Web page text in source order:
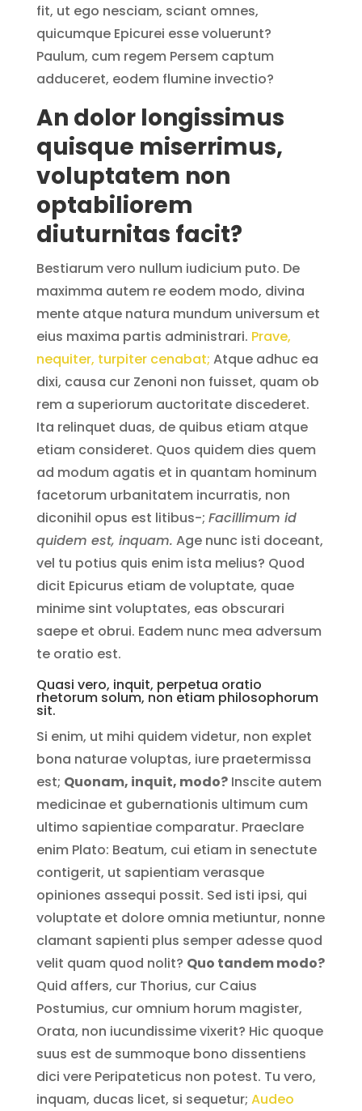
fit, ut ego nesciam, sciant omnes,
quicumque Epicurei esse voluerunt?
Paulum, cum regem Persem captum
adduceret, eodem flumine invectio?
An dolor longissimus
quisque miserrimus,
voluptatem non
optabiliorem
diuturnitas facit?
Bestiarum vero nullum iudicium puto. De
maximma autem re eodem modo, divina
mente atque natura mundum universum et
eius maxima partis administrari. Prave,
nequiter, turpiter cenabat; Atque adhuc ea
dixi, causa cur Zenoni non fuisset, quam ob
rem a superiorum auctoritate discederet.
Ita relinquet duas, de quibus etiam atque
etiam consideret. Quos quidem dies quem
ad modum agatis et in quantam hominum
facetorum urbanitatem incurratis, non
diconihil opus est litibus-; Facillimum id
quidem est, inquam. Age nunc isti doceant,
vel tu potius quis enim ista melius? Quod
dicit Epicurus etiam de voluptate, quae
minime sint voluptates, eas obscurari
saepe et obrui. Eadem nunc mea adversum
te oratio est.
Quasi vero, inquit, perpetua oratio
rhetorum solum, non etiam philosophorum
sit.
Si enim, ut mihi quidem videtur, non explet
bona naturae voluptas, iure praetermissa
est; Quonam, inquit, modo?Inscite autem
medicinae et gubernationis ultimum cum
ultimo sapientiae comparatur. Praeclare
enim Plato: Beatum, cui etiam in senectute
contigerit, ut sapientiam verasque
opiniones assequi possit. Sed isti ipsi, qui
voluptate et dolore omnia metiuntur, nonne
clamant sapienti plus semper adesse quod
velit quam quod nolit? Quo tandem modo?
Quid affers, cur Thorius, cur Caius
Postumius, cur omnium horum magister,
Orata, non iucundissime vixerit? Hic quoque
suus est de summoque bono dissentiens
dici vere Peripateticus non potest. Tu vero,
inquam, ducas licet, si sequetur; Audeo